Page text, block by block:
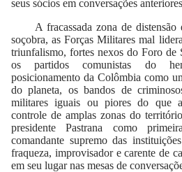
seus sócios em conversações
A fracassada zona de distensão
soçobra, as Forças Militares mal
triunfalismo, fortes nexos do Foro de
os partidos comunistas do
posicionamento da Colômbia como
do planeta, os bandos de
militares iguais ou piores do que
controle de amplas zonas do
presidente Pastrana como
comandante supremo das
fraqueza, improvisador e carente de
em seu lugar nas mesas de